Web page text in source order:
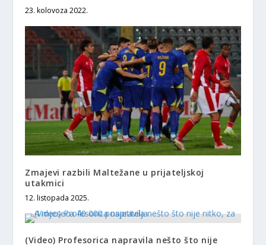
23. kolovoza 2022.
Zmajevi razbili Maltežane u prijateljskoj
utakmici
12. listopada 2025.
(Video) Profesorica napravila nešto što nije